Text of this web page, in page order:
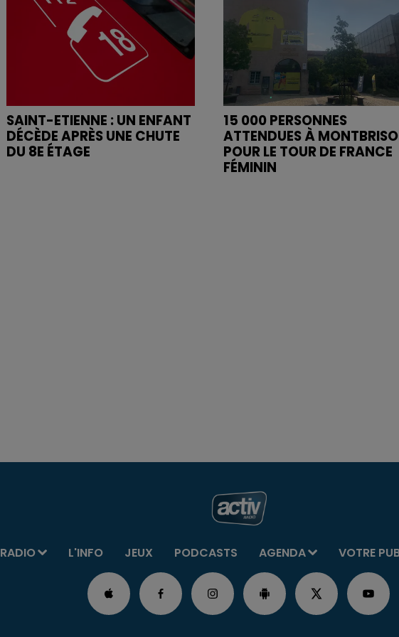
SAINT-ETIENNE : UN ENFANT
DÉCÈDE APRÈS UNE CHUTE
DU 8E ÉTAGE
15 000 PERSONNES
ATTENDUES À
POUR LE TOUR DE FRANCE
FÉMININ
RADIO L'INFO JEUX PODCASTS AGENDA VOTRE